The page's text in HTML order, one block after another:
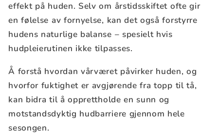
effekt på huden. Selv om årstidsskiftet ofte gir
en følelse av fornyelse, kan det også forstyrre
hudens naturlige balanse – spesielt hvis
hudpleierutinen ikke tilpasses.
Å forstå hvordan vårværet påvirker huden, og
hvorfor fuktighet er avgjørende fra topp til tå,
kan bidra til å opprettholde en sunn og
motstandsdyktig hudbarriere gjennom hele
sesongen.